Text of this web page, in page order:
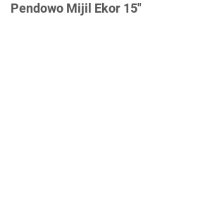
Pendowo Mijil Ekor 15"